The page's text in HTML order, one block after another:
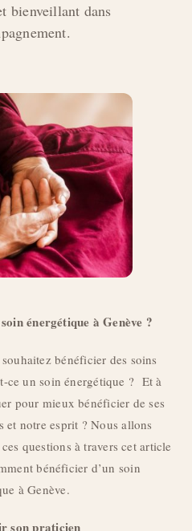
bienveillant dans
énergétique à Genève ?
bénéficier des soins
ce un soin énergétique ? Et à
pour mieux bénéficier de ses
et notre esprit ? Nous allons
questions à travers cet article
bénéficier d’un soin
à Genève.
son praticien